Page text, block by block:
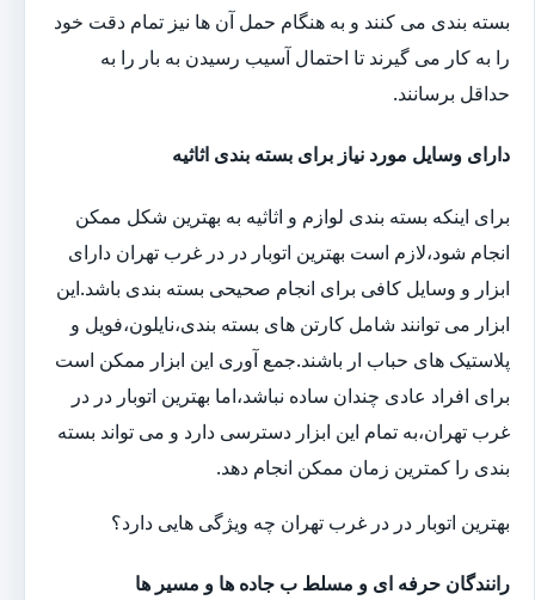
بسته بندی می کنند و به هنگام حمل آن ها نیز تمام دقت خود
را به کار می گیرند تا احتمال آسیب رسیدن به بار را به
حداقل برسانند.
دارای وسایل مورد نیاز برای بسته بندی اثاثیه
برای اینکه بسته بندی لوازم و اثاثیه به بهترین شکل ممکن
انجام شود،لازم است بهترین اتوبار در در غرب تهران دارای
ابزار و وسایل کافی برای انجام صحیحی بسته بندی باشد.این
ابزار می توانند شامل کارتن های بسته بندی،نایلون،فویل و
پلاستیک های حباب ار باشند.جمع آوری این ابزار ممکن است
برای افراد عادی چندان ساده نباشد،اما بهترین اتوبار در در
غرب تهران،به تمام این ابزار دسترسی دارد و می تواند بسته
بندی را کمترین زمان ممکن انجام دهد.
بهترین اتوبار در در غرب تهران چه ویژگی هایی دارد؟
رانندگان حرفه ای و مسلط ب جاده ها و مسیر ها